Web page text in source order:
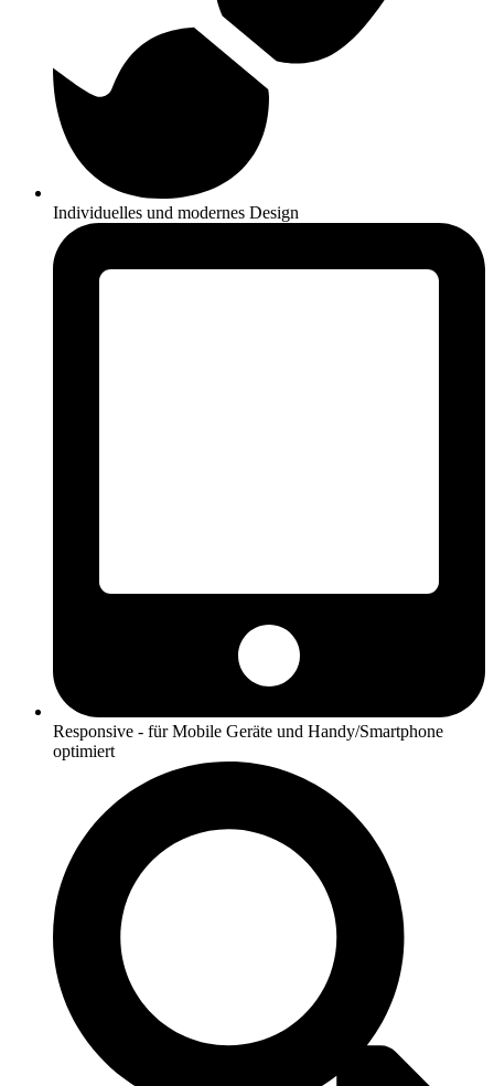
Individuelles und modernes Design
Responsive - für Mobile Geräte und Handy/Smartphone
optimiert